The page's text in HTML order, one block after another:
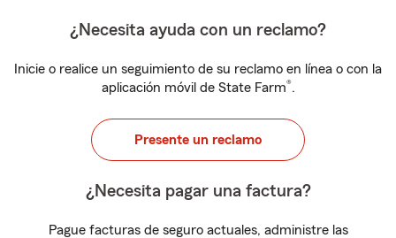
¿Necesita ayuda con un reclamo?
Inicie o realice un seguimiento de su reclamo en línea o con la
aplicación móvil de State Farm®.
Presente un reclamo
¿Necesita pagar una factura?
Pague facturas de seguro actuales, administre las